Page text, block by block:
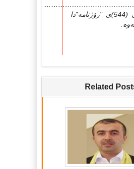
له‌ ژماره‌ی (544)ی "رۆژنامه‌"دا
Related